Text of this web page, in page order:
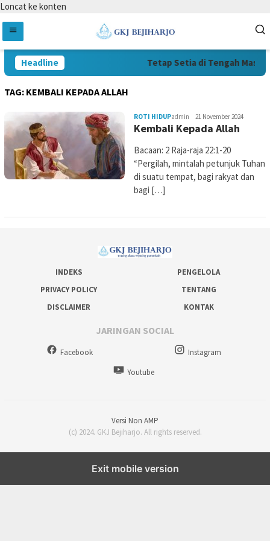
Loncat ke konten
Headline Tetap Setia di Tengah Masa
TAG: KEMBALI KEPADA ALLAH
ROTI HIDUPadmin 21 November 2024
Kembali Kepada Allah
Bacaan: 2 Raja-raja 22:1-20
“Pergilah, mintalah petunjuk Tuhan
di suatu tempat, bagi rakyat dan
bagi […]
INDEKS
PENGELOLA
PRIVACY POLICY
TENTANG
DISCLAIMER
KONTAK
JARINGAN SOCIAL
Facebook
Instagram
Youtube
Versi Non AMP
(c) 2024. GKJ Bejiharjo. All rights reserved.
Exit mobile version